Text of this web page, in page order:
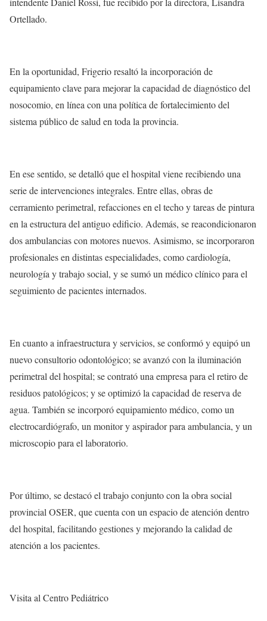
Ortellado.
En la oportunidad, Frigerio resaltó la incorporación de
equipamiento clave para mejorar la capacidad de diagnóstico del
nosocomio, en línea con una política de fortalecimiento del
sistema público de salud en toda la provincia.
En ese sentido, se detalló que el hospital viene recibiendo una
serie de intervenciones integrales. Entre ellas, obras de
cerramiento perimetral, refacciones en el techo y tareas de pintura
en la estructura del antiguo edificio. Además, se reacondicionaron
dos ambulancias con motores nuevos. Asimismo, se incorporaron
profesionales en distintas especialidades, como cardiología,
neurología y trabajo social, y se sumó un médico clínico para el
seguimiento de pacientes internados.
En cuanto a infraestructura y servicios, se conformó y equipó un
nuevo consultorio odontológico; se avanzó con la iluminación
perimetral del hospital; se contrató una empresa para el retiro de
residuos patológicos; y se optimizó la capacidad de reserva de
agua. También se incorporó equipamiento médico, como un
electrocardiógrafo, un monitor y aspirador para ambulancia, y un
microscopio para el laboratorio.
Por último, se destacó el trabajo conjunto con la obra social
provincial OSER, que cuenta con un espacio de atención dentro
del hospital, facilitando gestiones y mejorando la calidad de
atención a los pacientes.
Visita al Centro Pediátrico